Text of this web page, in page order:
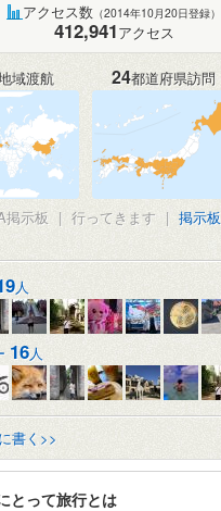
アクセス数 （2014年10月20日登録）
412,941アクセス
域渡航 24都道府県訪問
掲示板 | 行ってきます | 掲示板
人
16人
書く>>
とって旅行とは